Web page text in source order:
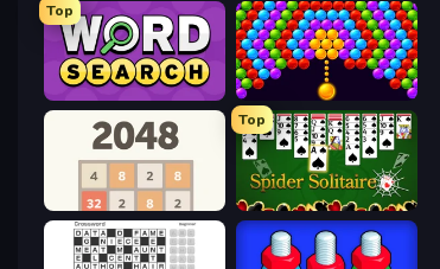
Top
Daily Word Search Bubble Story
2048
Top
Spider Solitaire